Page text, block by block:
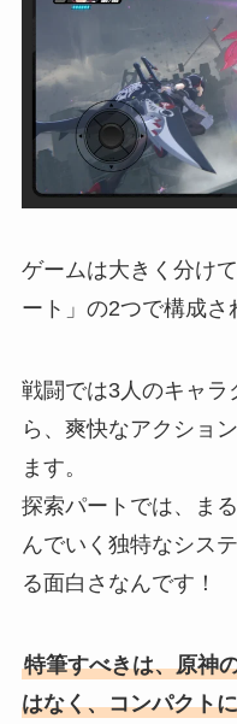
ゲームは大きく分け
ート」の2つで構成さ
戦闘では3人のキャ
ら、爽快なアクショ
ます。
探索パートでは、ま
んでいく独特なシス
る面白さなんです！
特筆すべきは、原神
はなく、コンパクト